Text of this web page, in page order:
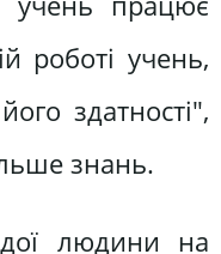
роботі учень,
здатності",
знань.
людини на